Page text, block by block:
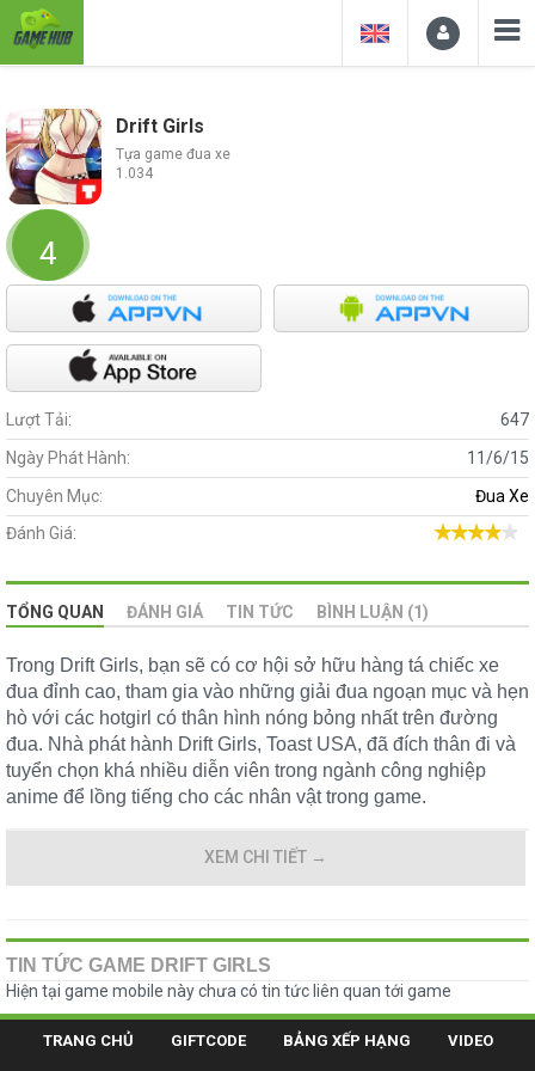
Drift Girls
Tựa game đua xe
1.034
4
Lượt Tải:
647
Ngày Phát Hành:
11/6/15
Chuyên Mục:
Đua Xe
Đánh Giá:
TỔNG QUAN ĐÁNH GIÁ TIN TỨC BÌNH LUẬN (1)
Trong Drift Girls, bạn sẽ có cơ hội sở hữu hàng tá chiếc xe
đua đỉnh cao, tham gia vào những giải đua ngoạn mục và hẹn
hò với các hotgirl có thân hình nóng bỏng nhất trên đường
đua. Nhà phát hành Drift Girls, Toast USA, đã đích thân đi và
tuyển chọn khá nhiều diễn viên trong ngành công nghiệp
anime để lồng tiếng cho các nhân vật trong game.
XEM CHI TIẾT →
TIN TỨC GAME DRIFT GIRLS
Hiện tại game mobile này chưa có tin tức liên quan tới game
TRANG CHỦ GIFTCODE BẢNG XẾP HẠNG VIDEO